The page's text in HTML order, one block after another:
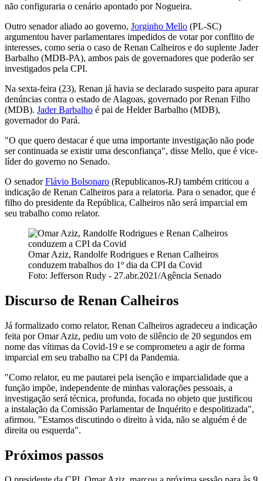
não configuraria o cenário apontado por Nogueira.
Outro senador aliado ao governo, Jorginho Mello (PL-SC)
argumentou haver parlamentares impedidos de votar por conflito de
interesses, como seria o caso de Renan Calheiros e do suplente Jader
Barbalho (MDB-PA), ambos pais de governadores que poderão ser
investigados pela CPI.
Na sexta-feira (23), Renan já havia se declarado suspeito para apurar
denúncias contra o estado de Alagoas, governado por Renan Filho
(MDB). Jader Barbalho é pai de Helder Barbalho (MDB),
governador do Pará.
"O que quero destacar é que uma importante investigação não pode
ser continuada se existir uma desconfiança", disse Mello, que é vice-
líder do governo no Senado.
O senadorFlávio Bolsonaro (Republicanos-RJ) também criticou a
indicação de Renan Calheiros para a relatoria. Para o senador, que é
filho do presidente da República, Calheiros não será imparcial em
seu trabalho como relator.
Omar Aziz, Randolfe Rodrigues e Renan Calheiros
conduzem trabalhos do 1º dia da CPI da Covid
Foto: Jefferson Rudy - 27.abr.2021/Agência Senado
Discurso de Renan Calheiros
Já formalizado como relator, Renan Calheiros agradeceu a indicação
feita por Omar Aziz, pediu um voto de silêncio de 20 segundos em
nome das vítimas da Covid-19 e se comprometeu a agir de forma
imparcial em seu trabalho na CPI da Pandemia.
"Como relator, eu me pautarei pela isenção e imparcialidade que a
função impõe, independente de minhas valorações pessoais, a
investigação será técnica, profunda, focada no objeto que justificou
a instalação da Comissão Parlamentar de Inquérito e despolitizada",
afirmou. "Estamos discutindo o direito à vida, não se alguém é de
direita ou esquerda".
Próximos passos